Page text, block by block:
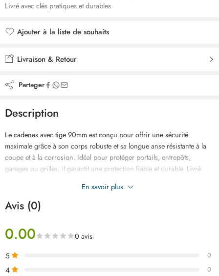
Livré avec clés pratiques et durables
Ajouter à la liste de souhaits
Livraison & Retour
Partager
Description
Le cadenas avec tige 90mm est conçu pour offrir une sécurité
maximale grâce à son corps robuste et sa longue anse résistante à la
coupe et à la corrosion. Idéal pour protéger portails, entrepôts,
garages ou grilles, il garantit une protection fiable et durable. Livré
En savoir plus
Avis (0)
0.00 0 avis
5 0
4 0